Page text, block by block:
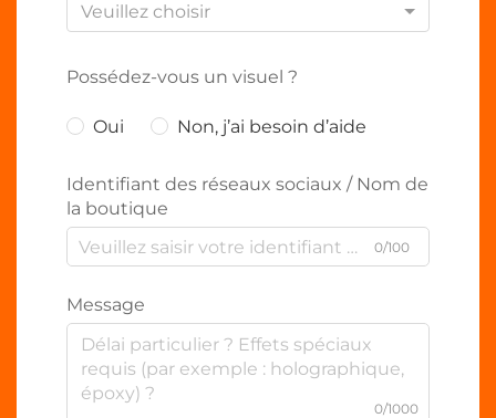
Veuillez choisir
Possédez-vous un visuel ?
Oui Non, j’ai besoin d’aide
Identifiant des réseaux sociaux / Nom de
la boutique
0/100
Message
0/1000